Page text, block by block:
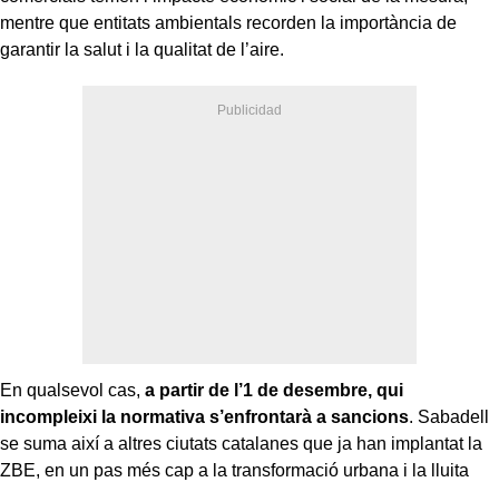
mentre que entitats ambientals recorden la importància de
garantir la salut i la qualitat de l’aire.
En qualsevol cas, a partir de l’1 de desembre, qui
incompleixi la normativa s’enfrontarà a sancions. Sabadell
se suma així a altres ciutats catalanes que ja han implantat la
ZBE, en un pas més cap a la transformació urbana i la lluita